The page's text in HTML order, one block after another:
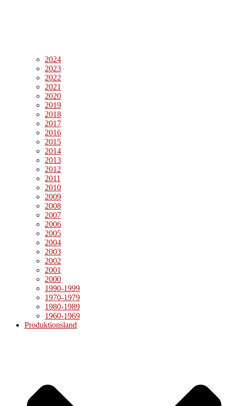
2024
2023
2022
2021
2020
2019
2018
2017
2016
2015
2014
2013
2012
2011
2010
2009
2008
2007
2006
2005
2004
2003
2002
2001
2000
1990-1999
1970-1979
1980-1989
1960-1969
Produktionsland